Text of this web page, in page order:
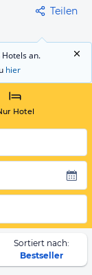
Teilen
an.
hier
Hotel
Sortiert nach:
Bestseller